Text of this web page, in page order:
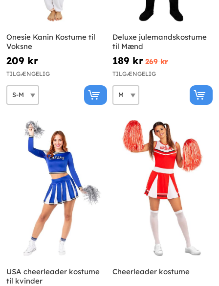
Onesie Kanin Kostume til
Voksne
209 kr
TILGÆNGELIG
Deluxe julemandskostume
til Mænd
189 kr 269 kr
TILGÆNGELIG
USA cheerleader kostume
til kvinder
Cheerleader kostume